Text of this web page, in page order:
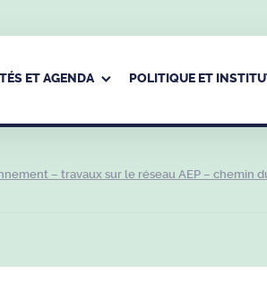
ET AGENDA POLITIQUE ET
– travaux sur le réseau AEP – chemin